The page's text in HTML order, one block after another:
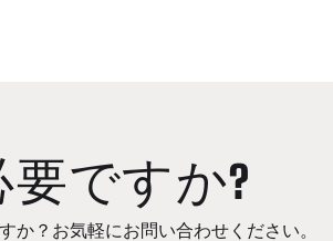
ですか?
か？お気軽にお問い合わせください。